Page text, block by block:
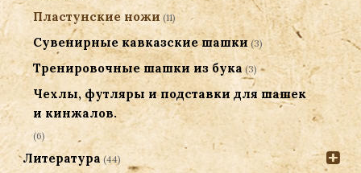
Пластунские ножи (11)
Сувенирные кавказские шашки (3)
Тренировочные шашки из бука (3)
Чехлы, футляры и подставки для шашек
и кинжалов.
(6)
Литература (44)